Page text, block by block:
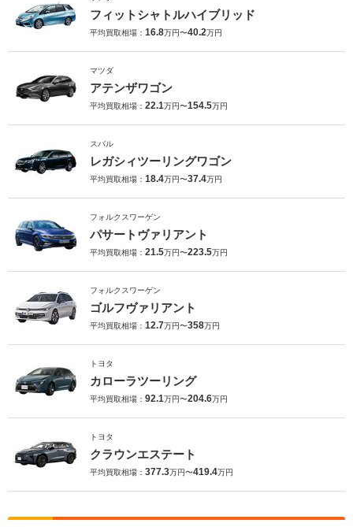
フィットシャトルハイブリッド
平均買取相場： 16.8万円〜40.2万円
マツダ
アテンザワゴン
平均買取相場： 22.1万円〜154.5万円
スバル
レガシィツーリングワゴン
平均買取相場： 18.4万円〜37.4万円
フォルクスワーゲン
パサートヴァリアント
平均買取相場： 21.5万円〜223.5万円
フォルクスワーゲン
ゴルフヴァリアント
平均買取相場： 12.7万円〜358万円
トヨタ
カローラツーリング
平均買取相場： 92.1万円〜204.6万円
トヨタ
クラウンエステート
平均買取相場： 377.3万円〜419.4万円